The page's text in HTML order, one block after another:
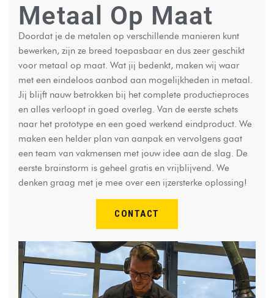
Metaal Op Maat
Doordat je de metalen op verschillende manieren kunt
bewerken, zijn ze breed toepasbaar en dus zeer geschikt
voor metaal op maat. Wat jij bedenkt, maken wij waar
met een eindeloos aanbod aan mogelijkheden in metaal.
Jij blijft nauw betrokken bij het complete productieproces
en alles verloopt in goed overleg. Van de eerste schets
naar het prototype en een goed werkend eindproduct. We
maken een helder plan van aanpak en vervolgens gaat
een team van vakmensen met jouw idee aan de slag. De
eerste brainstorm is geheel gratis en vrijblijvend. We
denken graag met je mee over een ijzersterke oplossing!
CONTACT